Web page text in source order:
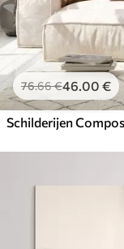
76.66€46.00 €